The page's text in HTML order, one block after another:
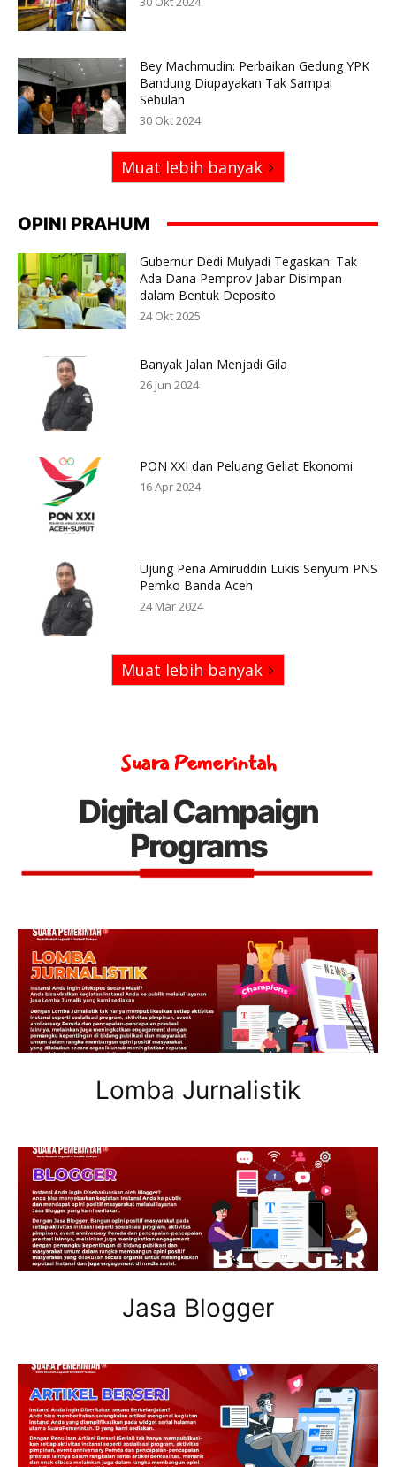
Bey Machmudin: Perbaikan Gedung YPK
Bandung Diupayakan Tak Sampai
Sebulan
30 Okt 2024
Muat lebih banyak
OPINI PRAHUM
Gubernur Dedi Mulyadi Tegaskan: Tak
Ada Dana Pemprov Jabar Disimpan
dalam Bentuk Deposito
24 Okt 2025
Banyak Jalan Menjadi Gila
26 Jun 2024
PON XXI dan Peluang Geliat Ekonomi
16 Apr 2024
Ujung Pena Amiruddin Lukis Senyum PNS
Pemko Banda Aceh
24 Mar 2024
Muat lebih banyak
Suara Pemerintah
Digital Campaign
Programs
Lomba Jurnalistik
Jasa Blogger